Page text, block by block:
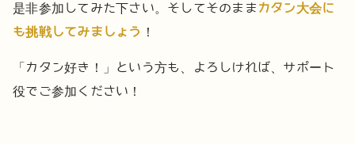
是非参加してみた下さい。そしてそのまま カタン大会に
も挑戦してみましょう
！
「カタン好き！」という方も、
よろしければ、サポート
役でご参加ください！